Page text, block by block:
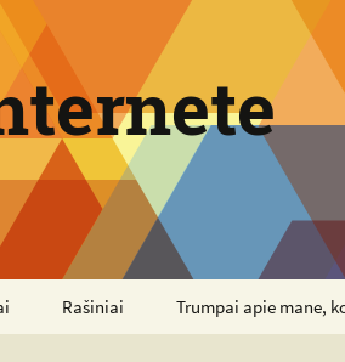
Rašiniai Trumpai apie mane,